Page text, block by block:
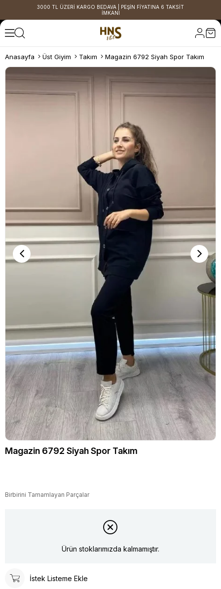
3000 TL ÜZERİ KARGO BEDAVA | PEŞİN FİYATINA 6 TAKSİT
İMKANI
Anasayfa Üst Giyim Takım Magazin 6792 Siyah Spor Takım
Magazin 6792 Siyah Spor Takım
Birbirini Tamamlayan Parçalar
Ürün stoklarımızda kalmamıştır.
İstek Listeme Ekle